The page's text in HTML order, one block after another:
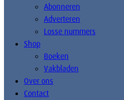
Abonneren
Adverteren
Losse nummers
Shop
Boeken
Vakbladen
Over ons
Contact